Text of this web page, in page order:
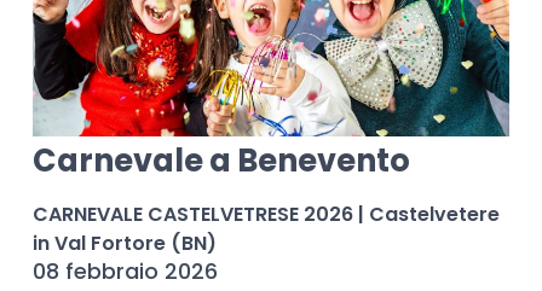
Carnevale a Benevento
CARNEVALE CASTELVETRESE 2026 | Castelvetere
in Val Fortore (BN)
08 febbraio 2026